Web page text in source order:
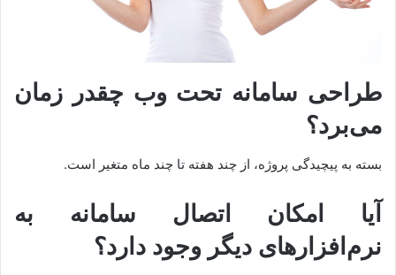
طراحی سامانه تحت وب چقدر زمان
می‌برد؟
بسته به پیچیدگی پروژه، از چند هفته تا چند ماه متغیر است.
آیا امکان اتصال سامانه به
نرم‌افزارهای دیگر وجود دارد؟